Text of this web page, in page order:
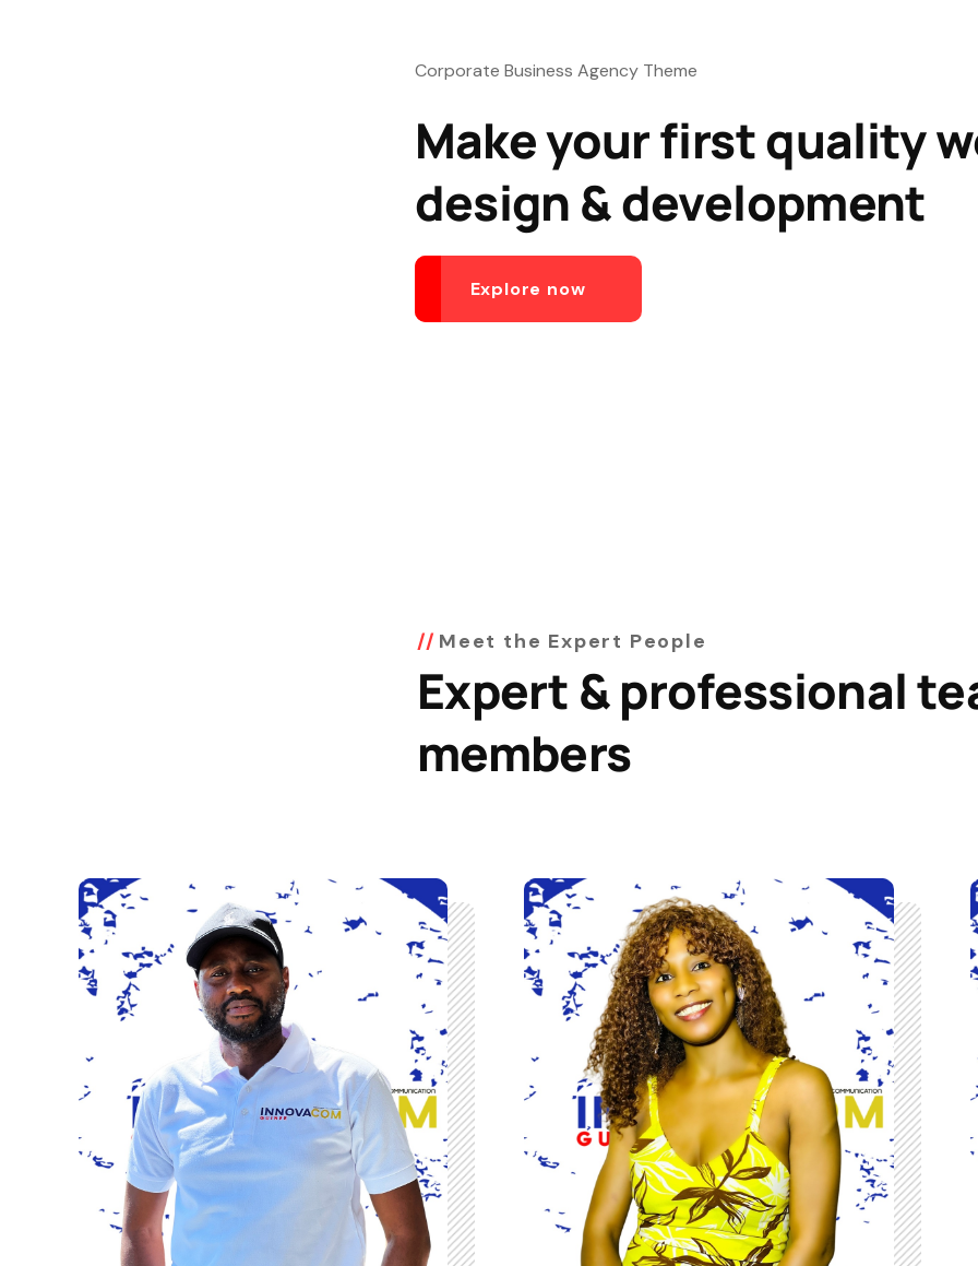
Corporate Business Agency Theme
Make your first quality
design & development
Explore now
Meet the Expert People
Expert & professional
members